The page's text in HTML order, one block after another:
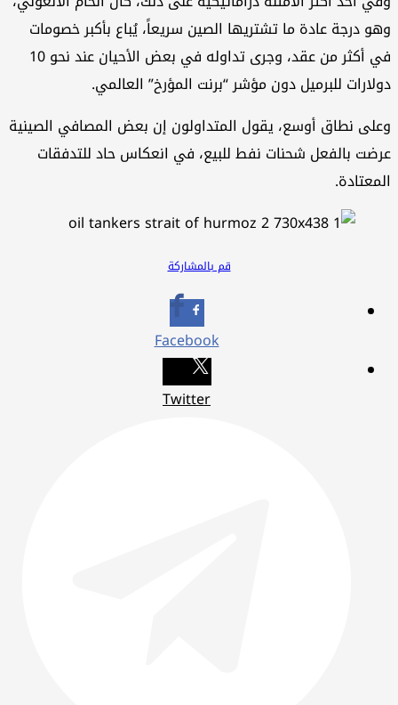
درجة عادة ما تشتريها الصين سريعاً، يُباع بأكبر خصومات
في أكثر من عقد، وجرى تداوله في بعض الأحيان عند نحو 10
للبرميل دون مؤشر “برنت المؤرخ” العالمي.
نطاق أوسع، يقول المتداولون إن بعض المصافي الصينية
بالفعل شحنات نفط للبيع، في انعكاس حاد للتدفقات
قم بالمشاركة
Facebook
Twitter